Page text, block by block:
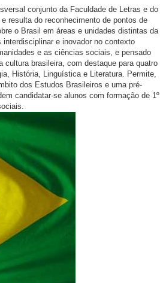
conjunto da Faculdade de Letras e do
resulta do reconhecimento de pontos de
o Brasil em áreas e unidades distintas da
e inovador no contexto
e as ciências sociais, e pensado
brasileira, com destaque para quatro
História, Linguística e Literatura. Permite,
dos Estudos Brasileiros e uma pré-
candidatar-se alunos com formação de 1º